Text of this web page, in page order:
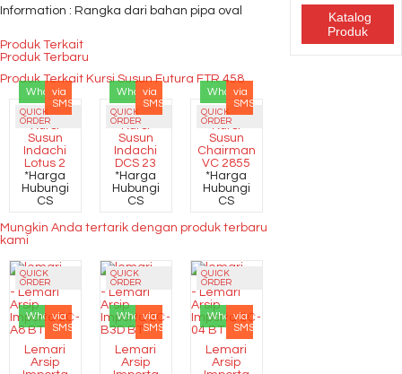
Information : Rangka dari bahan pipa oval
Produk Terkait
Produk Terbaru
Produk Terkait Kursi Susun Futura FTR 458
QUICK
ORDER
Whatsapp
via
SMS
Kursi
Susun
Indachi
Lotus 2
*Harga
Hubungi
CS
QUICK
ORDER
Whatsapp
via
SMS
Kursi
Susun
Indachi
DCS 23
*Harga
Hubungi
CS
QUICK
ORDER
Whatsapp
via
SMS
Kursi
Susun
Chairman
VC 2855
*Harga
Hubungi
CS
Mungkin Anda tertarik dengan produk terbaru
kami
QUICK
ORDER
Whatsapp
via
SMS
Lemari
Arsip
QUICK
ORDER
Whatsapp
via
SMS
Lemari
Arsip
QUICK
ORDER
Whatsapp
via
SMS
Lemari
Arsip
Katalog
Produk